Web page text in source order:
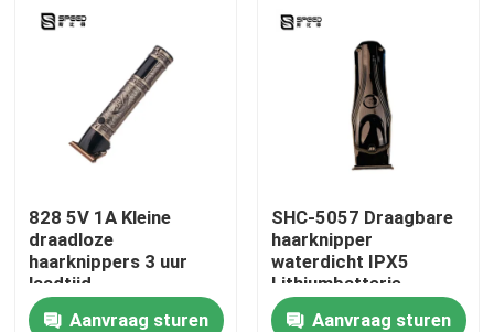
Over ons
Fabrieksreis
Kwaliteitscontrole
828 5V 1A Kleine
draadloze
haarknippers 3 uur
laadtijd
Aanvraag sturen
SHC-5057 Draagbare
haarknipper
waterdicht IPX5
Lithiumbatterie
1200mAh
Aanvraag sturen